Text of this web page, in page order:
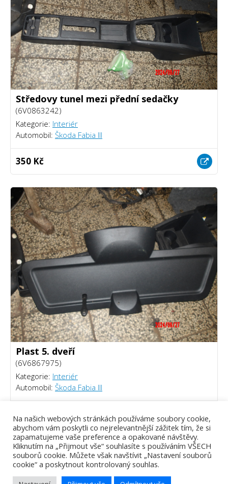
Středovy tunel mezi přední sedačky
(6V0863242)
Kategorie: Interiér
Automobil: Škoda Fabia III
350 Kč
Plast 5. dveří
(6V6867975)
Kategorie: Interiér
Automobil: Škoda Fabia III
300 Kč
Na našich webových stránkách používáme soubory cookie,
abychom vám poskytli co nejrelevantnější zážitek tím, že si
zapamatujeme vaše preference a opakované návštěvy.
Kliknutím na „Přijmout vše“ souhlasíte s používáním VŠECH
souborů cookie. Můžete však navštívit „Nastavení souborů
cookie“ a poskytnout kontrolovaný souhlas.